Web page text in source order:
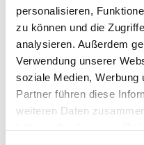
personalisieren,
zu können und die
analysieren. Außerdem
Verwendung unserer
soziale Medien, Werbung
Partner führen diese
weiteren Daten